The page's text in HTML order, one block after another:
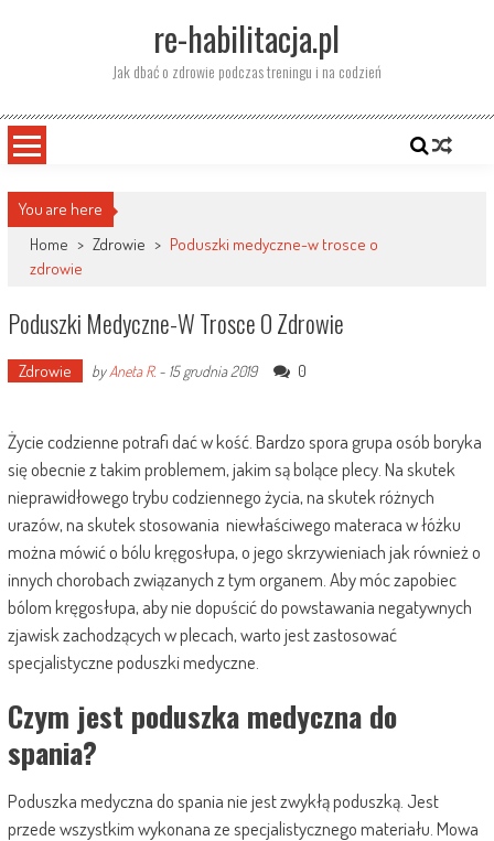
re-habilitacja.pl
Jak dbać o zdrowie podczas treningu i na codzień
You are here
Home > Zdrowie > Poduszki medyczne-w trosce o
zdrowie
Poduszki Medyczne-W Trosce O Zdrowie
Zdrowie byAneta R.- 15 grudnia 2019 0
Życie codzienne potrafi dać w kość. Bardzo spora grupa osób boryka
się obecnie z takim problemem, jakim są bolące plecy. Na skutek
nieprawidłowego trybu codziennego życia, na skutek różnych
urazów, na skutek stosowania niewłaściwego materaca w łóżku
można mówić o bólu kręgosłupa, o jego skrzywieniach jak również o
innych chorobach związanych z tym organem. Aby móc zapobiec
bólom kręgosłupa, aby nie dopuścić do powstawania negatywnych
zjawisk zachodzących w plecach, warto jest zastosować
specjalistyczne poduszki medyczne.
Czym jest poduszka medyczna do
spania?
Poduszka medyczna do spania nie jest zwykłą poduszką. Jest
przede wszystkim wykonana ze specjalistycznego materiału. Mowa